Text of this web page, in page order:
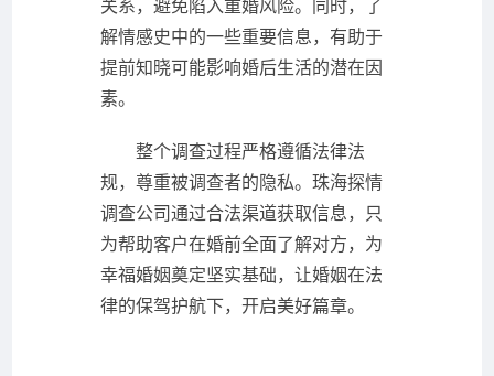
关系，避免陷入重婚风险。同时，了
解情感史中的一些重要信息，有助于
提前知晓可能影响婚后生活的潜在因
素。
整个调查过程严格遵循法律法
规，尊重被调查者的隐私。珠海探情
调查公司通过合法渠道获取信息，只
为帮助客户在婚前全面了解对方，为
幸福婚姻奠定坚实基础，让婚姻在法
律的保驾护航下，开启美好篇章。